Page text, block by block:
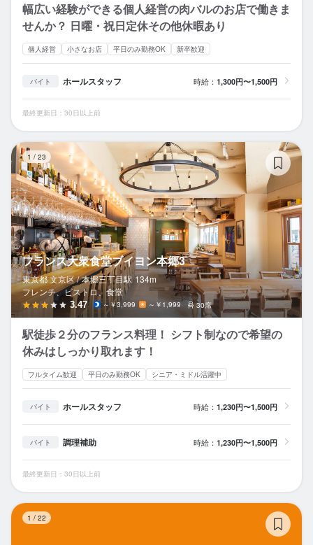
幅広い経験ができる個人経営の肉バルのお店で働きま
せんか？ 日曜・祝日定休その他休暇あり
個人経営 小さなお店 平日のみ勤務OK 新卒歓迎
バイト ホールスタッフ 時給： 1,300円〜1,500円
最終更新日：30日以上前
1 / 23
フランス大衆食堂ブイヨン本郷3
東京都 文京区 / 本郷三丁目駅 134m
フレンチ、ビストロ、食堂
3.47 ～￥3,999 ～￥1,999 30席
駅徒歩２分のフランス料理！ シフト制なので希望の
休みはしっかり取れます！
フルタイム歓迎 平日のみ勤務OK シニア・ミドル活躍中
バイト ホールスタッフ 時給： 1,230円〜1,500円
バイト 調理補助 時給： 1,230円〜1,500円
最終更新日：30日以上前
1 / 22